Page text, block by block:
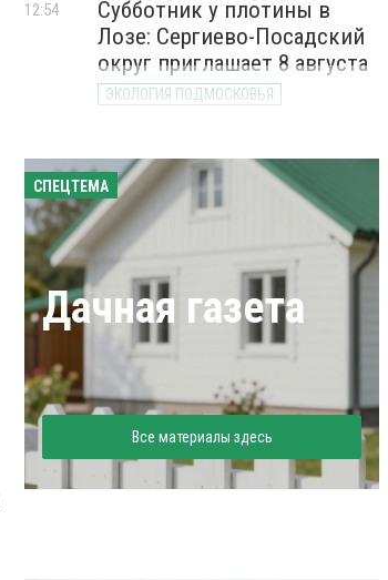
Субботник у плотины в
Лозе: Сергиево-Посадский
округ приглашает 8 августа
ЭКОЛОГИЯ ПОДМОСКОВЬЯ
12:54
СПЕЦТЕМА
Дачная газета
Все материалы здесь